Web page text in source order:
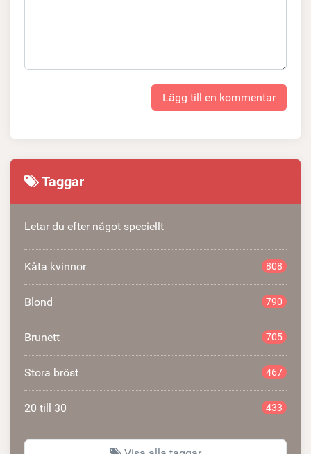
Lägg till en kommentar
Taggar
Letar du efter något speciellt
Kåta kvinnor 808
Blond 790
Brunett 705
Stora bröst 467
20 till 30 433